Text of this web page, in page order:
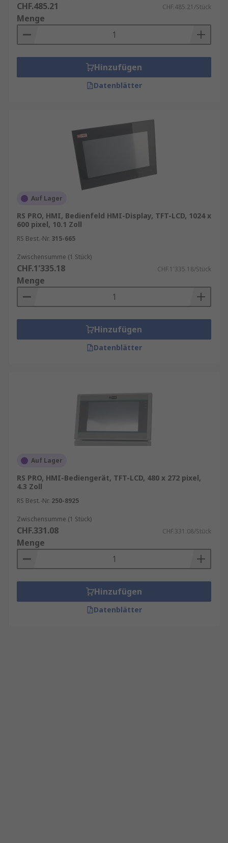
CHF.485.21 CHF.485.21/Stück
Menge
Hinzufügen
Datenblätter
Auf Lager
RS PRO, HMI, Bedienfeld HMI-Display, TFT-LCD, 1024 x
600 pixel, 10.1 Zoll
RS Best.-Nr. 315-665
Zwischensumme (1 Stück)
CHF.1'335.18 CHF.1'335.18/Stück
Menge
Hinzufügen
Datenblätter
Auf Lager
RS PRO, HMI-Bediengerät, TFT-LCD, 480 x 272 pixel,
4.3 Zoll
RS Best.-Nr. 250-8925
Zwischensumme (1 Stück)
CHF.331.08 CHF.331.08/Stück
Menge
Hinzufügen
Datenblätter